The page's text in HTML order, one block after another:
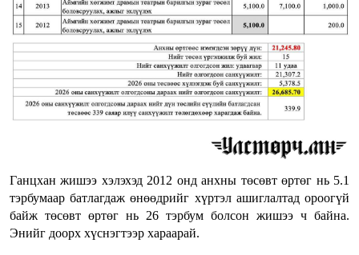
Ганцхан жишээ хэлэхэд 2012 онд анхны төсөвт өртөг нь 5.1
тэрбумаар батлагдаж өнөөдрийг хүртэл ашиглалтад ороогүй
байж төсөвт өртөг нь 26 тэрбум болсон жишээ ч байна.
Энийг доорх хүснэгтээр хараарай.